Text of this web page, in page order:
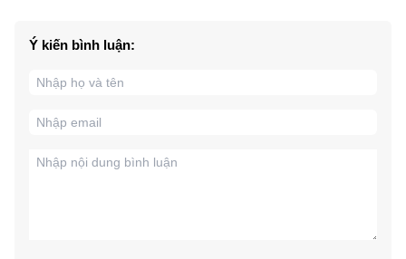
Ý kiến bình luận: